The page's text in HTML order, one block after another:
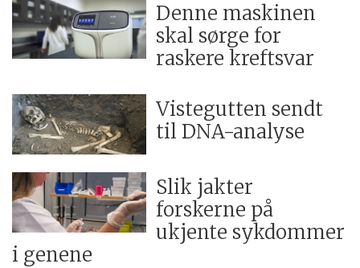
Denne maskinen
skal sørge for
raskere kreftsvar
Vistegutten sendt
til DNA-analyse
Slik jakter
forskerne på
ukjente sykdommer
i genene